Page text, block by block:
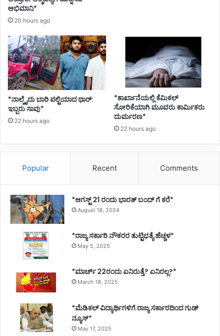
e
s
t
H
o
s
p
l
C
D
-
9
ಅಭಿಮಾನಿ*
20 hours ago
*ನಾಲ್ಕೈದು ಬಾರಿ ಪಲ್ಟಿಯಾದ ಥಾರ್:
ಇಬ್ಬರು ಸಾವು*
22 hours ago
*ಕಾರ್ಖಾನೆಯಲ್ಲಿ ಕೆಮಿಕಲ್
ಸೋರಿಕೆಯಾಗಿ ಮೂವರು ಕಾರ್ಮಿಕರು
ದುರ್ಮರಣ*
22 hours ago
Popular Recent Comments
*ಆಗಸ್ಟ್ 21 ರಂದು ಭಾರತ್‌ ಬಂದ್‌ ಗೆ ಕರೆ*
August 18, 2024
*ರಾಜ್ಯ ಸರ್ಕಾರಿ ನೌಕರರ ತುಟ್ಟಿಭತ್ಯೆ ಹೆಚ್ಚಳ*
May 5, 2025
*ಮಾರ್ಚ್ 22ರಂದು ಏನಿರುತ್ತೆ? ಏನಿರಲ್ಲ?*
March 18, 2025
*ಮೆಡಿಕಲ್ ವಿದ್ಯಾರ್ಥಿಗಳಿಗೆ ರಾಜ್ಯ ಸರ್ಕಾರದಿಂದ ಗುಡ್
ನ್ಯೂಸ್*
May 17, 2025